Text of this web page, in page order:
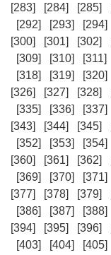
[283]
[284] [285]
[292]
[293] [294]
[300]
[301] [302]
[309]
[310] [311]
[318]
[319] [320]
[326]
[327] [328]
[335]
[336] [337]
[343]
[344] [345]
[352]
[353] [354]
[360]
[361] [362]
[369]
[370] [371]
[377]
[378] [379]
[386]
[387] [388]
[394]
[395] [396]
[403]
[404] [405]